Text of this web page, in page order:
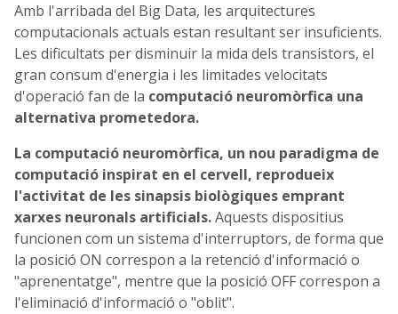
Amb l'arribada del Big Data, les arquitectures
computacionals actuals estan resultant ser insuficients.
Les dificultats per disminuir la mida dels transistors, el
gran consum d'energia i les limitades velocitats
d'operació fan de la computació neuromòrfica una
alternativa prometedora.
La computació neuromòrfica, un nou paradigma de
computació inspirat en el cervell, reprodueix
l'activitat de les sinapsis biològiques emprant
xarxes neuronals artificials.Aquests dispositius
funcionen com un sistema d'interruptors, de forma que
la posició ON correspon a la retenció d'informació o
"aprenentatge", mentre que la posició OFF correspon a
l'eliminació d'informació o "oblit".